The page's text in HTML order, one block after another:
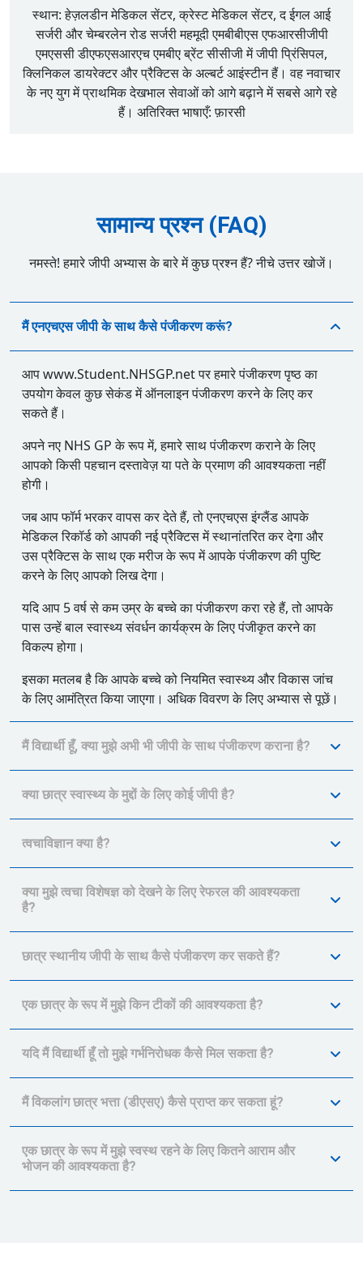
स्थान: हेज़लडीन मेडिकल सेंटर, क्रेस्ट मेडिकल सेंटर, द ईगल आई
सर्जरी और चेम्बरलेन रोड सर्जरी महमूदी एमबीबीएस एफआरसीजीपी
एमएससी डीएफएसआरएच एमबीए ब्रेंट सीसीजी में जीपी प्रिंसिपल,
क्लिनिकल डायरेक्टर और प्रैक्टिस के अल्बर्ट आइंस्टीन हैं। वह नवाचार
के नए युग में प्राथमिक देखभाल सेवाओं को आगे बढ़ाने में सबसे आगे रहे
हैं। अतिरिक्त भाषाएँ: फ़ारसी
सामान्य प्रश्न (FAQ)
नमस्ते! हमारे जीपी अभ्यास के बारे में कुछ प्रश्न हैं? नीचे उत्तर खोजें।
मैं एनएचएस जीपी के साथ कैसे पंजीकरण करूं?
आप www.Student.NHSGP.net पर हमारे पंजीकरण पृष्ठ का
उपयोग केवल कुछ सेकंड में ऑनलाइन पंजीकरण करने के लिए कर
सकते हैं।
अपने नए NHS GP के रूप में, हमारे साथ पंजीकरण कराने के लिए
आपको किसी पहचान दस्तावेज़ या पते के प्रमाण की आवश्यकता नहीं
होगी।
जब आप फॉर्म भरकर वापस कर देते हैं, तो एनएचएस इंग्लैंड आपके
मेडिकल रिकॉर्ड को आपकी नई प्रैक्टिस में स्थानांतरित कर देगा और
उस प्रैक्टिस के साथ एक मरीज के रूप में आपके पंजीकरण की पुष्टि
करने के लिए आपको लिख देगा।
यदि आप 5 वर्ष से कम उम्र के बच्चे का पंजीकरण करा रहे हैं, तो आपके
पास उन्हें बाल स्वास्थ्य संवर्धन कार्यक्रम के लिए पंजीकृत करने का
विकल्प होगा।
इसका मतलब है कि आपके बच्चे को नियमित स्वास्थ्य और विकास जांच
के लिए आमंत्रित किया जाएगा। अधिक विवरण के लिए अभ्यास से पूछें।
मैं विद्यार्थी हूँ, क्या मुझे अभी भी जीपी के साथ पंजीकरण कराना है?
क्या छात्र स्वास्थ्य के मुद्दों के लिए कोई जीपी है?
त्वचाविज्ञान क्या है?
क्या मुझे त्वचा विशेषज्ञ को देखने के लिए रेफरल की आवश्यकता
है?
छात्र स्थानीय जीपी के साथ कैसे पंजीकरण कर सकते हैं?
एक छात्र के रूप में मुझे किन टीकों की आवश्यकता है?
यदि मैं विद्यार्थी हूँ तो मुझे गर्भनिरोधक कैसे मिल सकता है?
मैं विकलांग छात्र भत्ता (डीएसए) कैसे प्राप्त कर सकता हूं?
एक छात्र के रूप में मुझे स्वस्थ रहने के लिए कितने आराम और
भोजन की आवश्यकता है?